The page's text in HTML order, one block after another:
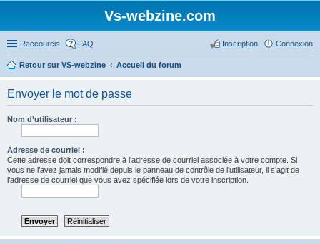
Vs-webzine.com
Raccourcis FAQ Connexion
Inscription
Retour sur VS-webzine Accueil du forum
Envoyer le mot de passe
Nom d’utilisateur :
Adresse de courriel :
Cette adresse doit correspondre à l’adresse de courriel associée à votre compte. Si
vous ne l’avez jamais modifié depuis le panneau de contrôle de l’utilisateur, il s’agit de
l’adresse de courriel que vous avez spécifiée lors de votre inscription.